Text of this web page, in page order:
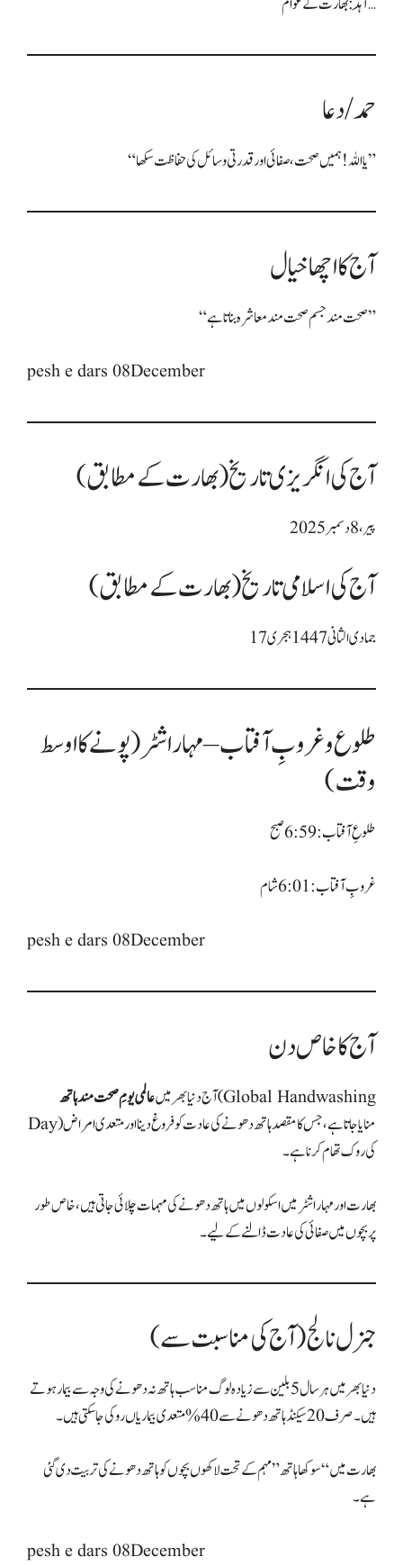
حمد / دعا
“یا اللہ! ہمیں صحت، صفائی اور قدرتی وسائل کی حفاظت سکھا”
آج کا اچھا خیال
“صحت مند جسم صحت مند معاشرہ بناتا ہے”
pesh e dars 08December
آج کی انگریزی تاریخ (بھارت کے مطابق)
آج کی اسلامی تاریخ (بھارت کے مطابق)
طلوع و غروبِ آفتاب – مہاراشٹر (پونے کا اوسط
وقت)
pesh e dars 08December
آج کا خاص دن
آج دنیا بھر میںعالمی یومِ صحت مند ہاتھ
(Global Handwashing
Day) منایا جاتا ہے، جس کا مقصد ہاتھ دھونے کی عادت کو فروغ دینا اور متعدی امراض
بھارت اور مہاراشٹر میں اسکولوں میں ہاتھ دھونے کی مہمات چلائی جاتی ہیں، خاص طور
جنرل نالج (آج کی مناسبت سے)
دنیا بھر میں ہر سال 5 بلین سے زیادہ لوگ مناسب ہاتھ نہ دھونے کی وجہ سے بیمار ہوتے
بھارت میں “سوکھا ہاتھ” مہم کے تحت لاکھوں بچوں کو ہاتھ دھونے کی تربیت دی گئی
pesh e dars 08December